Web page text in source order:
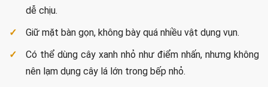
dễ chịu.
Giữ mặt bàn gọn, không bày quá nhiều vật dụng vụn.
Có thể dùng cây xanh nhỏ như điểm nhấn, nhưng không
nên lạm dụng cây lá lớn trong bếp nhỏ.